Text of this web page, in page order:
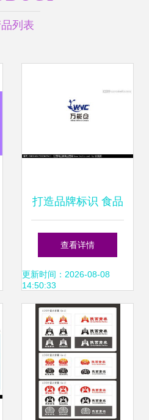
列表
打造品牌标识 食品
原料销售公司Logo
设计全攻略
查看详情
更新时间：2026-08-08
14:50:33